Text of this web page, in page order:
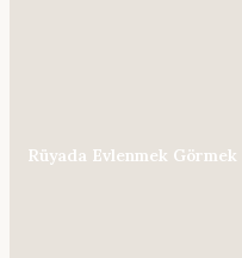
Rüyada Evlenmek Görmek